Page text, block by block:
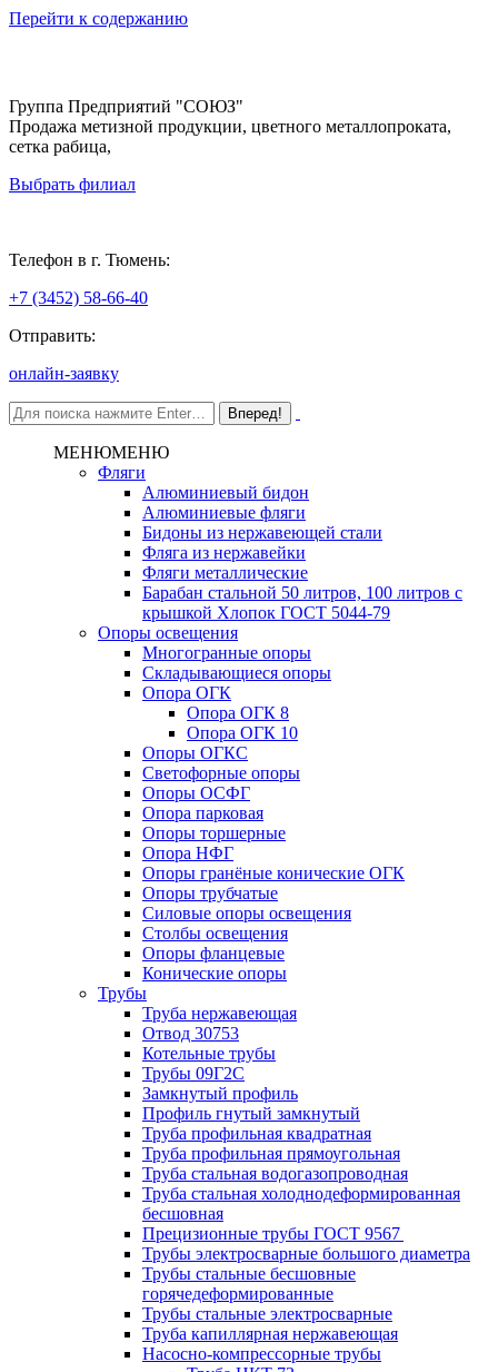
Перейти к содержанию
Группа Предприятий "СОЮЗ"
Продажа метизной продукции, цветного металлопроката,
сетка рабица,
Выбрать филиал
Телефон в г. Тюмень:
+7 (3452) 58-66-40
Отправить:
онлайн-заявку
МЕНЮМЕНЮ
Фляги
Алюминиевый бидон
Алюминиевые фляги
Бидоны из нержавеющей стали
Фляга из нержавейки
Фляги металлические
Барабан стальной 50 литров, 100 литров с
крышкой Хлопок ГОСТ 5044-79
Опоры освещения
Многогранные опоры
Складывающиеся опоры
Опора ОГК
Опора ОГК 8
Опора ОГК 10
Опоры ОГКС
Светофорные опоры
Опоры ОСФГ
Опора парковая
Опоры торшерные
Опора НФГ
Опоры гранёные конические ОГК
Опоры трубчатые
Силовые опоры освещения
Столбы освещения
Опоры фланцевые
Конические опоры
Трубы
Труба нержавеющая
Отвод 30753
Котельные трубы
Трубы 09Г2С
Замкнутый профиль
Профиль гнутый замкнутый
Труба профильная квадратная
Труба профильная прямоугольная
Труба стальная водогазопроводная
Труба стальная холоднодеформированная
бесшовная
Прецизионные трубы ГОСТ 9567
Трубы электросварные большого диаметра
Трубы стальные бесшовные
горячедеформированные
Трубы стальные электросварные
Труба капиллярная нержавеющая
Насосно-компрессорные трубы